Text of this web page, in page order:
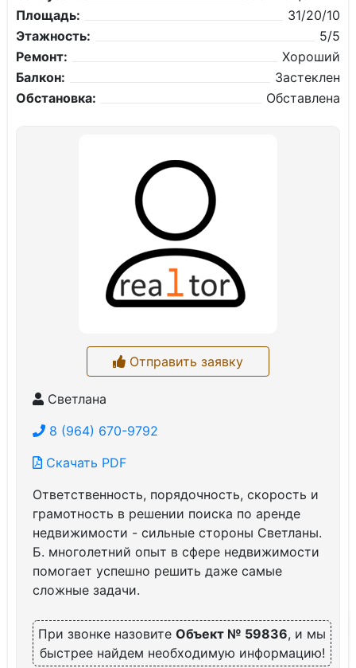
Площадь:
31/20/10
Этажность:
5/5
Ремонт:
Хороший
Балкон:
Застеклен
Обстановка:
Обставлена
Отправить заявку
Светлана
8 (964) 670-9792
Скачать PDF
Ответственность, порядочность, скорость и
грамотность в решении поиска по аренде
недвижимости - сильные стороны Светланы.
Б. многолетний опыт в сфере недвижимости
помогает успешно решить даже самые
сложные задачи.
При звонке назовите Объект № 59836, и мы
быстрее найдем необходимую информацию!